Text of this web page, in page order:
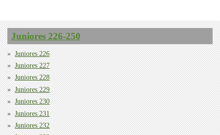
Juniores 226-250
Juniores 226
Juniores 227
Juniores 228
Juniores 229
Juniores 230
Juniores 231
Juniores 232